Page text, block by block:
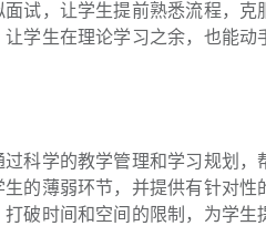
试，让学生提前熟悉流程，克
学生在理论学习之余，也能动
科学的教学管理和学习规划，
的薄弱环节，并提供有针对性
破时间和空间的限制，为学生